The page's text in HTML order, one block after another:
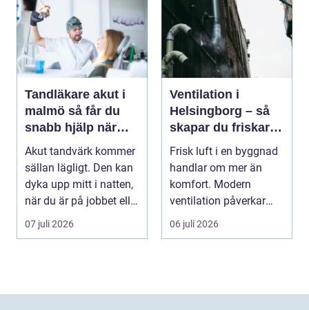
Tandläkare akut i
malmö så får du
snabb hjälp när
tanden krisar
Akut tandvärk kommer
sällan lägligt. Den kan
dyka upp mitt i natten,
när du är på jobbet eller
preci...
07 juli 2026
Ventilation i
Helsingborg – så
skapar du friskare
byggnader och
lägre
energikostnader
Frisk luft i en byggnad
handlar om mer än
komfort. Modern
ventilation påverkar
hälsa...
06 juli 2026